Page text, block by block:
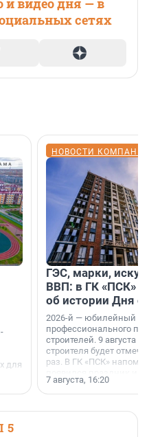
видео дня — в
сетях
для
НОВОСТИ
ГЭС, марки,
ВВП: в ГК «ПСК»
об истории Дня
2026-й — юбилейный
профессионального
строителей. 9 августа
строителя будет
раз. В ГК «ПСК»
поменялась роль
7 августа, 16:20
5